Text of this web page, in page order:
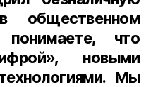
общественном
что
новыми
Мы